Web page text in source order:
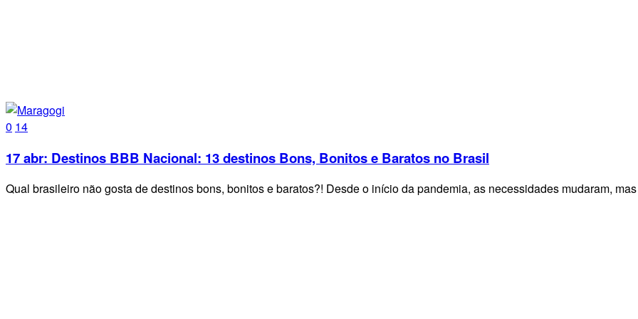
0 14
17 abr: Destinos BBB Nacional: 13 destinos Bons, Bonitos e Baratos no Brasil
Qual brasileiro não gosta de destinos bons, bonitos e baratos?! Desde o início da pandemia, as necessidades mudaram,